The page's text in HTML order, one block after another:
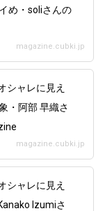
め・soliさんの
magazine.cubki.jp
シャレに見え
・阿部 早織さ
magazine.cubki.jp
シャレに見え
Izumiさ